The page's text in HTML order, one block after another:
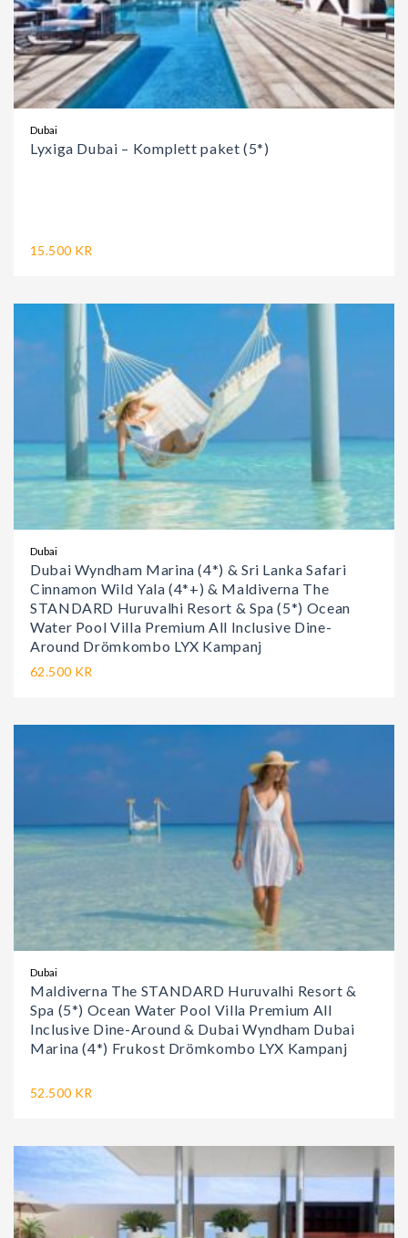
Dubai
Lyxiga Dubai – Komplett paket (5*)
15.500 KR
Dubai
Dubai Wyndham Marina (4*) & Sri Lanka Safari
Cinnamon Wild Yala (4*+) & Maldiverna The
STANDARD Huruvalhi Resort & Spa (5*) Ocean
Water Pool Villa Premium All Inclusive Dine-
Around Drömkombo LYX Kampanj
62.500 KR
Dubai
Maldiverna The STANDARD Huruvalhi Resort &
Spa (5*) Ocean Water Pool Villa Premium All
Inclusive Dine-Around & Dubai Wyndham Dubai
Marina (4*) Frukost Drömkombo LYX Kampanj
52.500 KR